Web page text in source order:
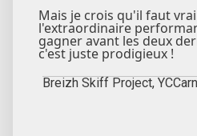
Mais je crois qu'il faut
l'extraordinaire
gagner avant les deux
c'est juste prodigieux !
Breizh Skiff Project,